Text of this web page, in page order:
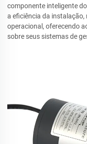
componente inteligente
a eficiência da
operacional, oferecendo
sobre seus sistemas de